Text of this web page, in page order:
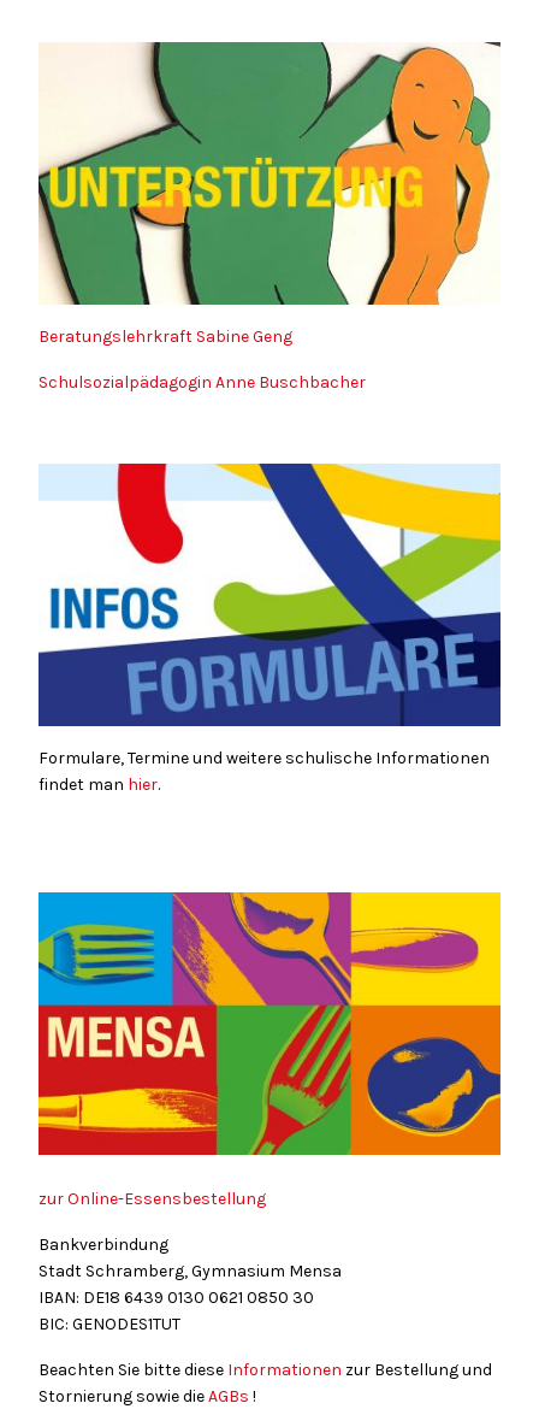
Beratungslehrkraft Sabine Geng
Schulsozialpädagogin Anne Buschbacher
Formulare, Termine und weitere schulische Informationen
findet man hier.
zur Online-Essensbestellung
Bankverbindung
Stadt Schramberg, Gymnasium Mensa
IBAN: DE18 6439 0130 0621 0850 30
BIC: GENODES1TUT
Beachten Sie bitte diese Informationen zur Bestellung und
Stornierung sowie dieAGBs !